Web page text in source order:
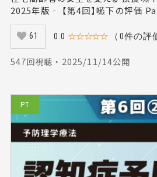
2025年版‐ 【第4回】嚥下の評価
61 0.0 ☆☆☆☆☆ （0件の評
547回視聴 ・ 2025/11/14公開
PT